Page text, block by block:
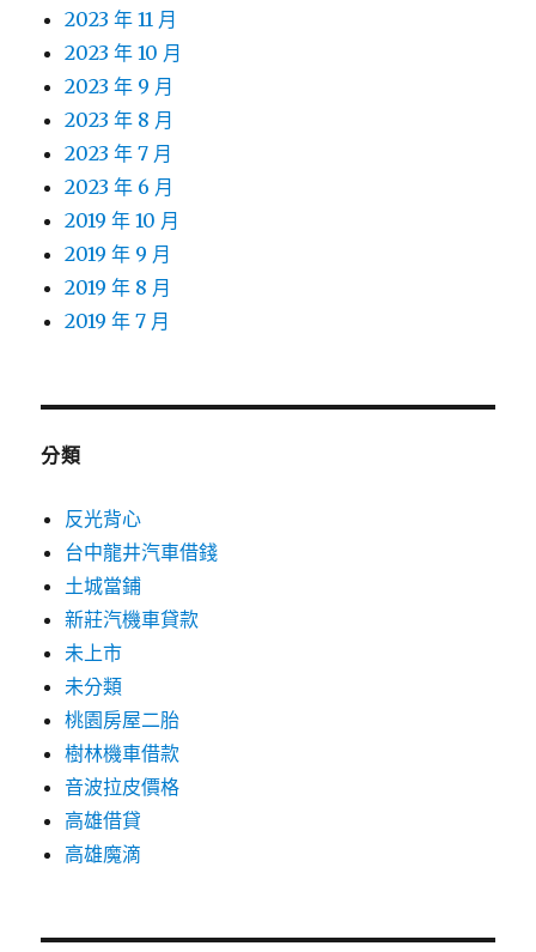
2023 年 11 月
2023 年 10 月
2023 年 9 月
2023 年 8 月
2023 年 7 月
2023 年 6 月
2019 年 10 月
2019 年 9 月
2019 年 8 月
2019 年 7 月
分類
反光背心
台中龍井汽車借錢
土城當鋪
新莊汽機車貸款
未上市
未分類
桃園房屋二胎
樹林機車借款
音波拉皮價格
高雄借貸
高雄魔滴